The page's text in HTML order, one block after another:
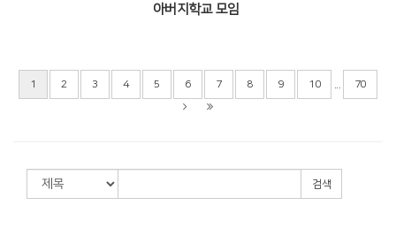
아버지학교 모임
1 2 3 4 5 6 7 8 9 10 70
검색